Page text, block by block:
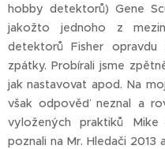
hobby detektorů) Gene
jakožto jednoho z
detektorů Fisher
zpátky. Probírali jsme
jak nastavovat apod. Na
však odpověď neznal a
vyložených praktiků
poznali na Mr. Hledači 2013